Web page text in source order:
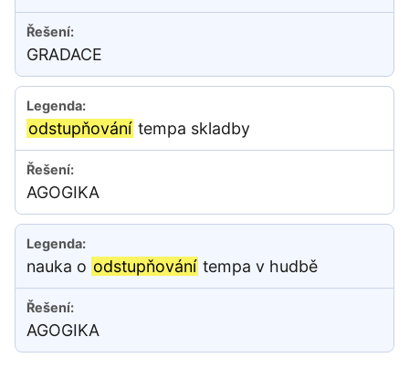
GRADACE
odstupňování tempa skladby
AGOGIKA
nauka o odstupňování tempa v hudbě
AGOGIKA